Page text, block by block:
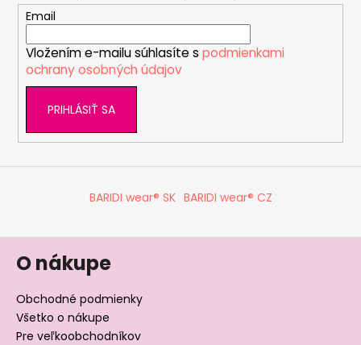
Email
Vložením e-mailu súhlasíte s podmienkami
ochrany osobných údajov
PRIHLÁSIŤ SA
BARIDI wear® SK BARIDI wear® CZ
O nákupe
Obchodné podmienky
Všetko o nákupe
Pre veľkoobchodníkov